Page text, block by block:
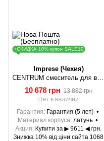
+СКИДКА 10% купон SALE10
Imprese (Чехия)
CENTRUM cмеситель для ванны, термостат, скрытый монтаж VRB-10400Z Imprese
10 678 грн 13 882 грн
Нет в наличии
Гарантия Гарантия (5 лет)
Материал корпуса латунь
Акция Купити за ▶ 9611 ◀ грн.
Знижка 10% від ціни сайта 1068